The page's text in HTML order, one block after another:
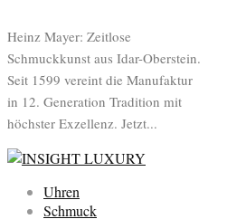
Heinz Mayer: Zeitlose
Schmuckkunst aus Idar-Oberstein.
Seit 1599 vereint die Manufaktur
in 12. Generation Tradition mit
höchster Exzellenz. Jetzt...
Uhren
Schmuck